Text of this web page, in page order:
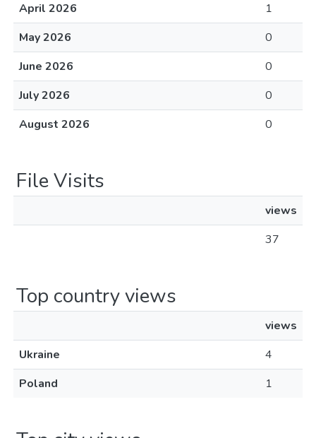
April 2026
1
May 2026
0
June 2026
0
July 2026
0
August 2026
0
File Visits
views
37
Top country views
views
Ukraine
4
Poland
1